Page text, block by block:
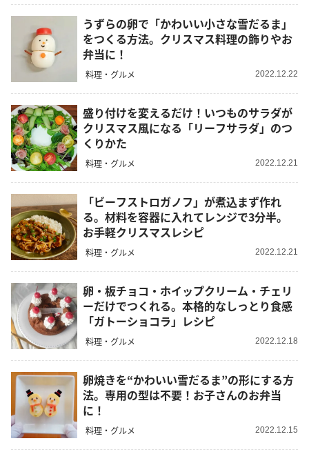
うずらの卵で「かわいい小さな雪だるま」
をつくる方法。クリスマス料理の飾りやお
弁当に！
料理・グルメ 2022.12.22
盛り付けを変えるだけ！いつものサラダが
クリスマス風になる「リーフサラダ」のつ
くりかた
料理・グルメ 2022.12.21
「ビーフストロガノフ」が煮込まず作れ
る。材料を容器に入れてレンジで3分半。
お手軽クリスマスレシピ
料理・グルメ 2022.12.21
卵・板チョコ・ホイップクリーム・チェリ
ーだけでつくれる。本格的なしっとり食感
「ガトーショコラ」レシピ
料理・グルメ 2022.12.18
卵焼きを“かわいい雪だるま”の形にする方
法。専用の型は不要！お子さんのお弁当
に！
料理・グルメ 2022.12.15